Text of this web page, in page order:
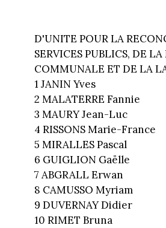
D'UNITE POUR LA
SERVICES PUBLICS, DE
COMMUNALE ET DE LA
1 JANIN Yves
2 MALATERRE Fannie
3 MAURY Jean-Luc
4 RISSONS Marie-France
5 MIRALLES Pascal
6 GUIGLION Gaëlle
7 ABGRALL Erwan
8 CAMUSSO Myriam
9 DUVERNAY Didier
10 RIMET Bruna